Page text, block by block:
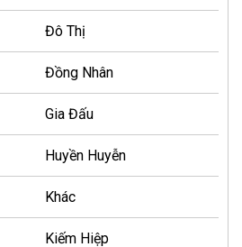
Đô Thị
Đồng Nhân
Gia Đấu
Huyền Huyễn
Khác
Kiếm Hiệp